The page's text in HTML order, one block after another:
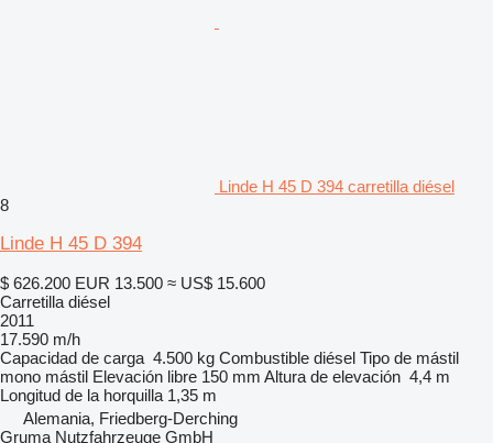
Linde H 45 D 394 carretilla diésel
8
Linde H 45 D 394
$ 626.200 EUR 13.500 ≈ US$ 15.600
Carretilla diésel
2011
17.590 m/h
Capacidad de carga 4.500 kg Combustible diésel Tipo de mástil
mono mástil Elevación libre 150 mm Altura de elevación 4,4 m
Longitud de la horquilla 1,35 m
Alemania, Friedberg-Derching
Gruma Nutzfahrzeuge GmbH